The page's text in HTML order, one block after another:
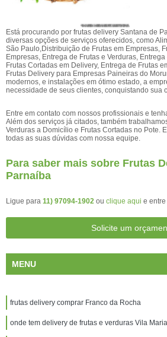
Está procurando por frutas delivery Santana de
diversas opções de serviços oferecidos, como
São Paulo,Distribuição de Frutas em Empresas,
Empresas, Entrega de Frutas e Verduras,
Frutas Cortadas em Delivery, Entrega de Frutas
Frutas Delivery para Empresas Paineiras do
modernos, e instalações em ótimo estado, a
necessidade de seus clientes, conquistando sua
Entre em contato com nossos profissionais e
Além dos serviços já citados, também
Verduras a Domicílio e Frutas Cortadas no Pote.
todas as suas dúvidas com nossa equipe.
Para saber mais sobre Frutas
Parnaíba
Ligue para 11) 97094-1902 ou clique aqui e
Solicite um
MENU
frutas delivery comprar Franco da Rocha
onde tem delivery de frutas e verduras Vila